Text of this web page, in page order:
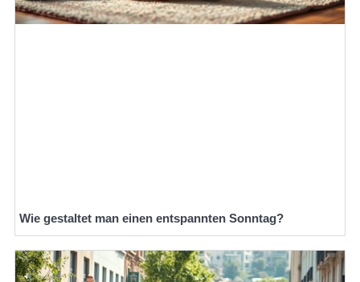
Wie gestaltet man einen entspannten Sonntag?